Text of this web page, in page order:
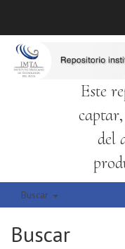
Este
del
Buscar
Buscar